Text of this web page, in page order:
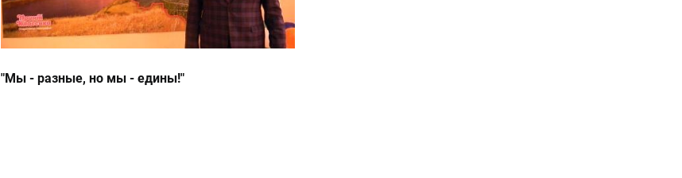
"Мы - разные, но мы - едины!"